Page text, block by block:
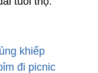
dịch nhầy, axid
E, PP và rất
dụng làm giảm